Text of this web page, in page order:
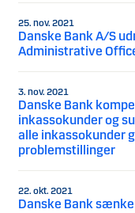
25. nov. 2021
Danske Bank A/S
Administrative
3. nov. 2021
Danske Bank
inkassokunder og
alle inkassokunder
problemstillinger
22. okt. 2021
Danske Bank